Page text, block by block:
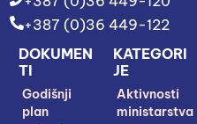
+387 (0)36 449-122
KATEGORI
JE
Aktivnosti
ministarstva
DOKUMEN
TI
Godišnji
plan